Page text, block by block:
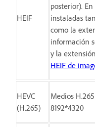
HEIF
posterior).
instaladas
como la
información
y la
HEIF de
HEVC
(H.265)
Medios
8192*4320